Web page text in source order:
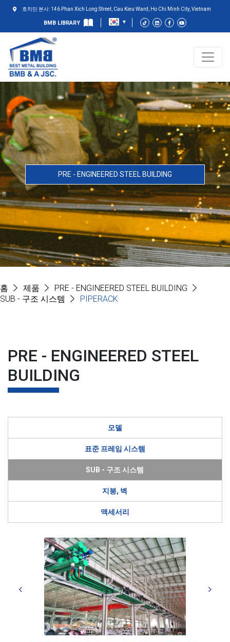
호치민 본사: 146 Phan Xich Long Street, Cau Kieu Ward, Ho Chi Minh City, Vietnam
BMB LIBRARY
PRE - ENGINEERED STEEL BUILDING
홈 제품
PRE - ENGINEERED STEEL BUILDING
SUB - 구조 시스템
PIPERACK
PRE - ENGINEERED STEEL
BUILDING
모델
표준 프레임 시스템
SUB - 구조 시스템
지붕, 벽
액세서리